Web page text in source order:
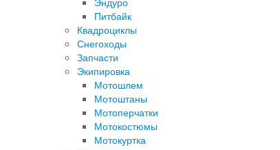
Питбайк
Квадроциклы
Снегоходы
Запчасти
Экипировка
Мотошлем
Мотоштаны
Мотоперчатки
Мотокостюмы
Мотокуртка